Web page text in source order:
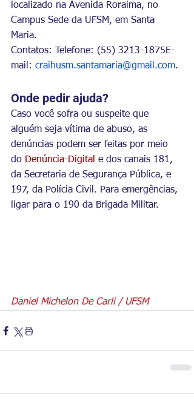
localizado na Avenida Roraima, no
Campus Sede da UFSM, em Santa
Maria.
Contatos:
Telefone: (55) 3213-1875E-
mail: craihusm.santamaria@gmail.com.
Onde pedir ajuda?
Caso você sofra ou suspeite que
alguém seja vítima de abuso, as
denúncias podem ser feitas por meio
do Denúncia-Digital e dos canais 181,
da Secretaria de Segurança Pública, e
197, da Polícia Civil. Para emergências,
ligar para o 190 da Brigada Militar.
Daniel Michelon De Carli / UFSM